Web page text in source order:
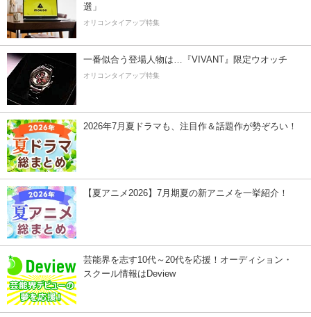
選」
オリコンタイアップ特集
一番似合う登場人物は…『VIVANT』限定ウオッチ
オリコンタイアップ特集
2026年7月夏ドラマも、注目作＆話題作が勢ぞろい！
【夏アニメ2026】7月期夏の新アニメを一挙紹介！
芸能界を志す10代～20代を応援！オーディション・
スクール情報はDeview